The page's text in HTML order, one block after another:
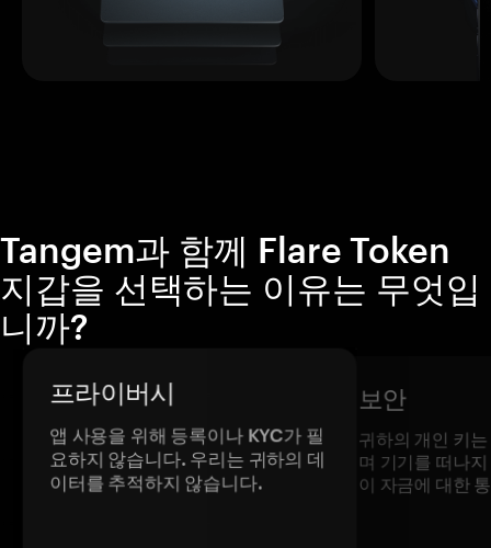
Tangem과 함께 Flare Token
지갑을 선택하는 이유는 무엇입
니까?
프라이버시
앱 사용을 위해 등록이나 KYC가 필
요하지 않습니다. 우리는 귀하의 데
이터를 추적하지 않습니다.
보안
귀하의 개인 키
며 기기를 떠나
이 자금에 대한